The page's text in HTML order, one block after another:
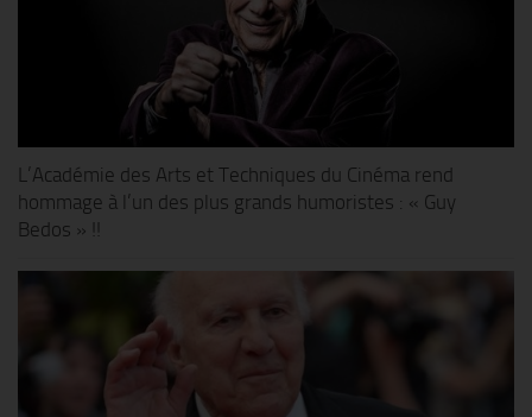
L’Académie des Arts et Techniques du Cinéma rend
hommage à l’un des plus grands humoristes : « Guy
Bedos » !!